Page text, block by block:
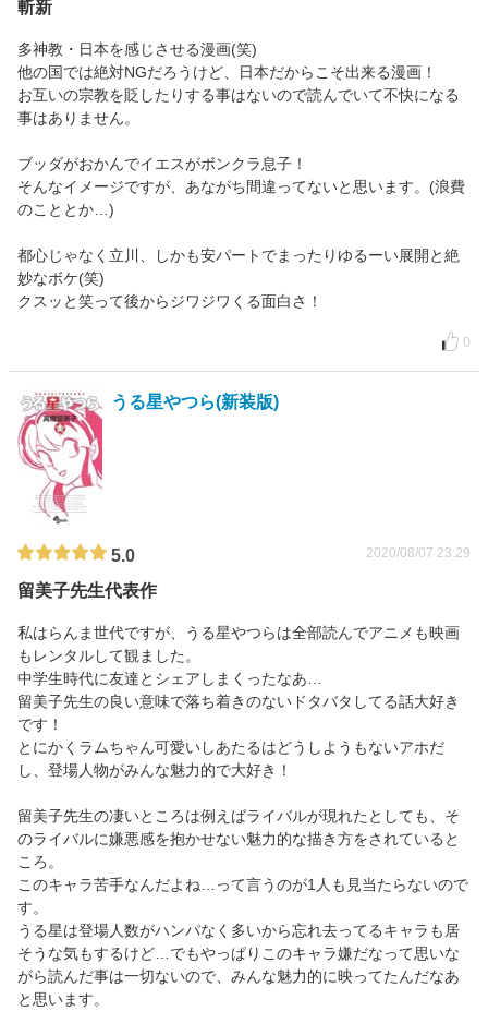
斬新
多神教・日本を感じさせる漫画(笑)
他の国では絶対NGだろうけど、日本だからこそ出来る漫画！
お互いの宗教を貶したりする事はないので読んでいて不快になる
事はありません。
ブッダがおかんでイエスがボンクラ息子！
そんなイメージですが、あながち間違ってないと思います。(浪費
のこととか…)
都心じゃなく立川、しかも安パートでまったりゆるーい展開と絶
妙なボケ(笑)
クスッと笑って後からジワジワくる面白さ！
0
うる星やつら(新装版)
5.0 2020/08/07 23:29
留美子先生代表作
私はらんま世代ですが、うる星やつらは全部読んでアニメも映画
もレンタルして観ました。
中学生時代に友達とシェアしまくったなあ…
留美子先生の良い意味で落ち着きのないドタバタしてる話大好き
です！
とにかくラムちゃん可愛いしあたるはどうしようもないアホだ
し、登場人物がみんな魅力的で大好き！
留美子先生の凄いところは例えばライバルが現れたとしても、そ
のライバルに嫌悪感を抱かせない魅力的な描き方をされていると
ころ。
このキャラ苦手なんだよね…って言うのが1人も見当たらないので
す。
うる星は登場人数がハンパなく多いから忘れ去ってるキャラも居
そうな気もするけど…でもやっぱりこのキャラ嫌だなって思いな
がら読んだ事は一切ないので、みんな魅力的に映ってたんだなあ
と思います。